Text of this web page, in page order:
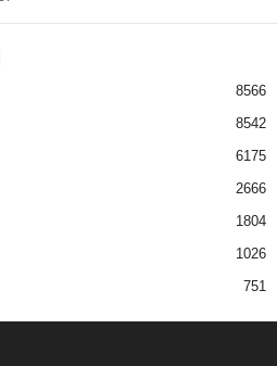
8566
8542
6175
2666
1804
1026
751